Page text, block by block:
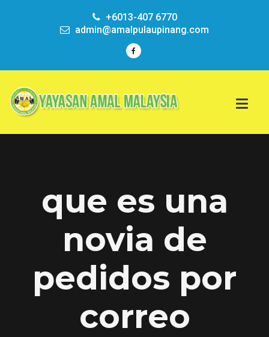
+6013-407 6770
admin@amalpulaupinang.com
que es una
novia de
pedidos por
correo